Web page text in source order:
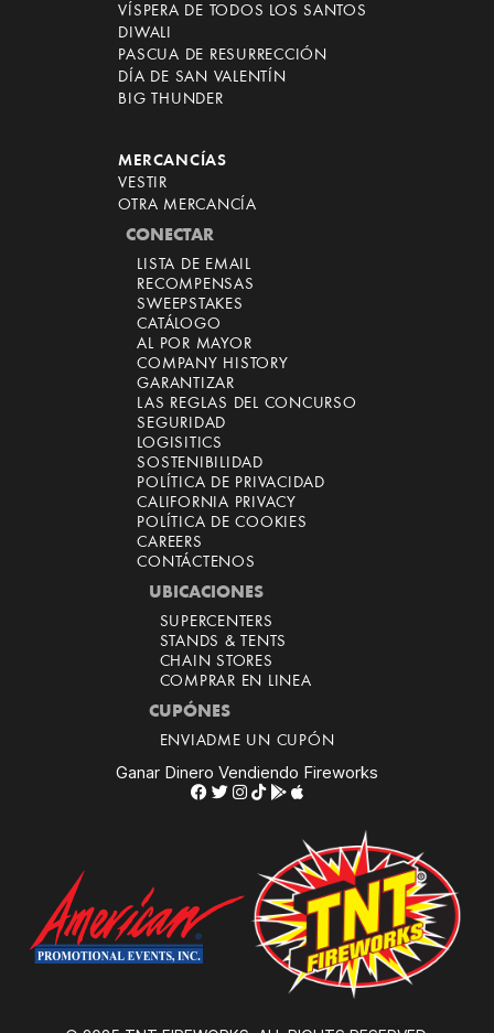
VÍSPERA DE TODOS LOS SANTOS
DIWALI
PASCUA DE RESURRECCIÓN
DÍA DE SAN VALENTÍN
BIG THUNDER
MERCANCÍAS
VESTIR
OTRA MERCANCÍA
CONECTAR
LISTA DE EMAIL
RECOMPENSAS
SWEEPSTAKES
CATÁLOGO
AL POR MAYOR
COMPANY HISTORY
GARANTIZAR
LAS REGLAS DEL CONCURSO
SEGURIDAD
LOGISITICS
SOSTENIBILIDAD
POLÍTICA DE PRIVACIDAD
CALIFORNIA PRIVACY
POLÍTICA DE COOKIES
CAREERS
CONTÁCTENOS
UBICACIONES
SUPERCENTERS
STANDS & TENTS
CHAIN STORES
COMPRAR EN LINEA
CUPÓNES
ENVIADME UN CUPÓN
Ganar Dinero Vendiendo Fireworks